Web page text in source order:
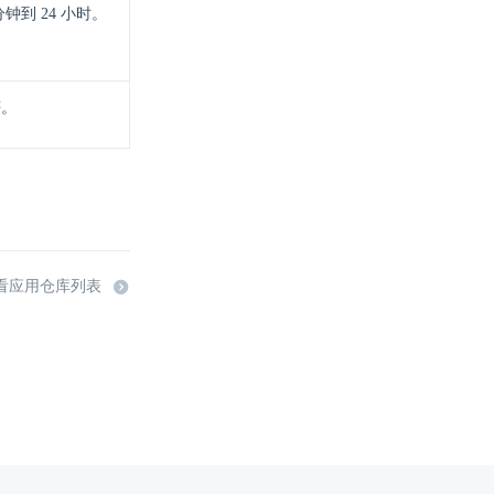
到 24 小时。
应用仓库列表